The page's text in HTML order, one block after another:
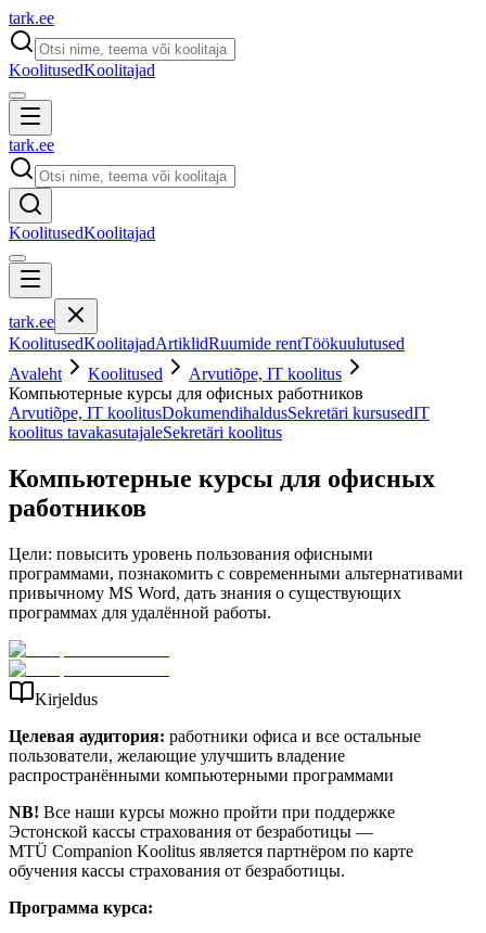
tark.ee
KoolitusedKoolitajad
tark.ee
KoolitusedKoolitajad
tark.ee
KoolitusedKoolitajadArtiklidRuumide rentTöökuulutused
Avaleht
Koolitused
Arvutiõpe, IT koolitus
Компьютерные курсы для офисных работников
Arvutiõpe, IT koolitusDokumendihaldusSekretäri kursusedIT
koolitus tavakasutajaleSekretäri koolitus
Компьютерные курсы для офисных
работников
Цели: повысить уровень пользования офисными
программами, познакомить с современными альтернативами
привычному MS Word, дать знания о существующих
программах для удалённой работы.
Kirjeldus
Целевая аудитория: работники офиса и все остальные
пользователи, желающие улучшить владение
распространёнными компьютерными программами
NB! Все наши курсы можно пройти при поддержке
Эстонской кассы страхования от безработицы —
MTÜ Companion Koolitus является партнёром по карте
обучения кассы страхования от безработицы.
Программа курса: